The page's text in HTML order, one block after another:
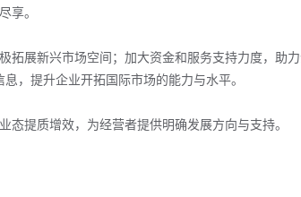
享。
展新兴市场空间；加大资金和服务支持力度，助
，提升企业开拓国际市场的能力与水平。
提质增效，为经营者提供明确发展方向与支持。